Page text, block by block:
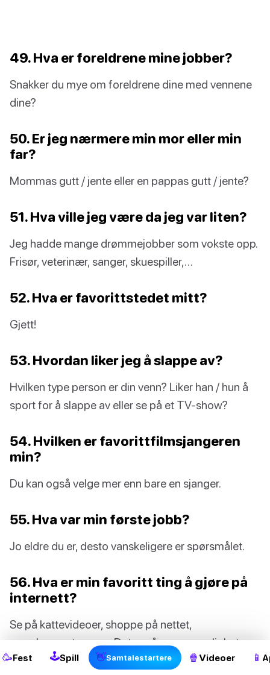
2
49. Hva er foreldrene mine jobber?
Snakker du mye om foreldrene dine med vennene
dine?
50. Er jeg nærmere min mor eller min
far?
Mommas gutt / jente eller en pappas gutt / jente?
51. Hva ville jeg være da jeg var liten?
Jeg hadde mange drømmejobber som vokste opp.
Frisør, veterinær, sanger, skuespiller,…
52. Hva er favorittstedet mitt?
Gjett!
53. Hvordan liker jeg å slappe av?
Hvilken type person er din venn? Liker han / hun å
sport for å slappe av eller se på et TV-show?
54. Hvilken er favorittfilmsjangeren
min?
Du kan også velge mer enn bare en sjanger.
55. Hva var min første jobb?
Jo eldre du er, desto vanskeligere er spørsmålet.
56. Hva er min favoritt ting å gjøre på
internett?
Se på kattevideoer, shoppe på nettet,
googlesymptomer … Det er så mange muligheter.
🥳Fest 🕹Spill 👋Samtalestartere 🍿 Videoer 📱